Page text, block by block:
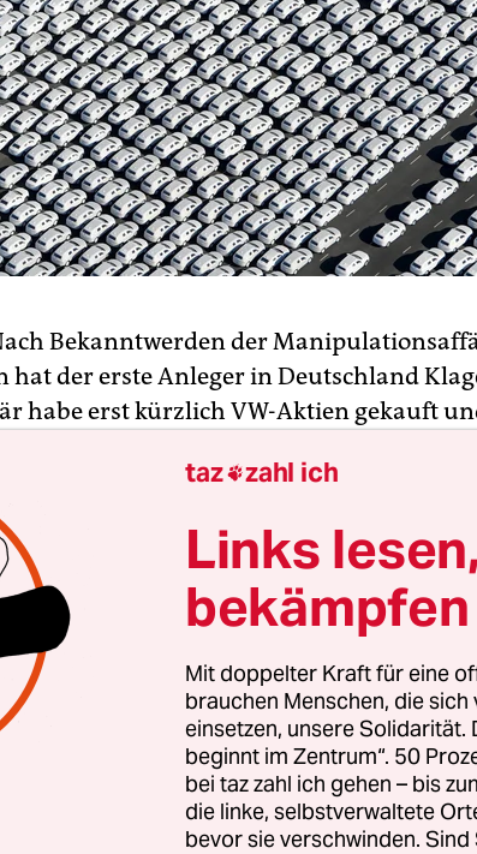
Bekanntwerden der
hat der erste Anleger in Deutschland
habe erst kürzlich VW-Aktien gekauft
bei Tübingen. Die Kanzlei
Klagen folgen werden. „Die Telefone
aus Baden-Württemberg hat
Braunschweig eingereicht. Die Klage
Konzern zugestellt worden, sagte ein
Anleger hatte im April und Juli VW-
dass diese Transaktion nun
taz zahl ich
Links
bekämpfen
Mit doppelter Kraft für eine
brauchen Menschen, die
einsetzen, unsere Solidarität.
beginnt im Zentrum“. 50
bei taz zahl ich gehen – bis
die linke, selbstverwaltete
bevor sie verschwinden. Sind